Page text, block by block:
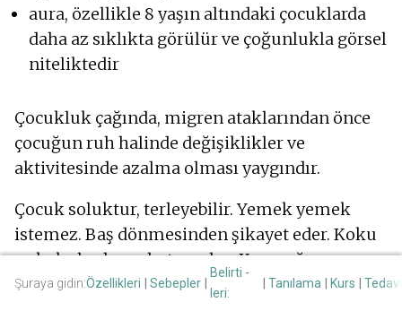
Şuraya gidin:Özellikleri Sebepler
Belirti -
leri:
Tanılama Kurs Tedavi
aura, özellikle 8 yaşın altındaki çocuklarda
daha az sıklıkta görülür ve çoğunlukla görsel
niteliktedir
Çocukluk çağında, migren ataklarından önce
çocuğun ruh halinde değişiklikler ve
aktivitesinde azalma olması yaygındır.
Çocuk soluktur, terleyebilir. Yemek yemek
istemez. Baş dönmesinden şikayet eder. Koku
ve kokulardan rahatsız olur. Karın ağrısı,
ağırlık, bulantı veya kusma hissi, iştahsızlık ile